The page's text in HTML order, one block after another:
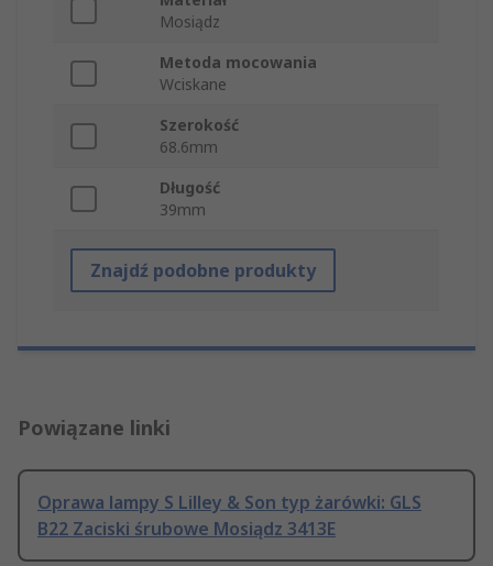
Mosiądz
Metoda mocowania
Wciskane
Szerokość
68.6mm
Długość
39mm
Znajdź podobne produkty
Powiązane linki
Oprawa lampy S Lilley & Son typ żarówki: GLS
B22 Zaciski śrubowe Mosiądz 3413E